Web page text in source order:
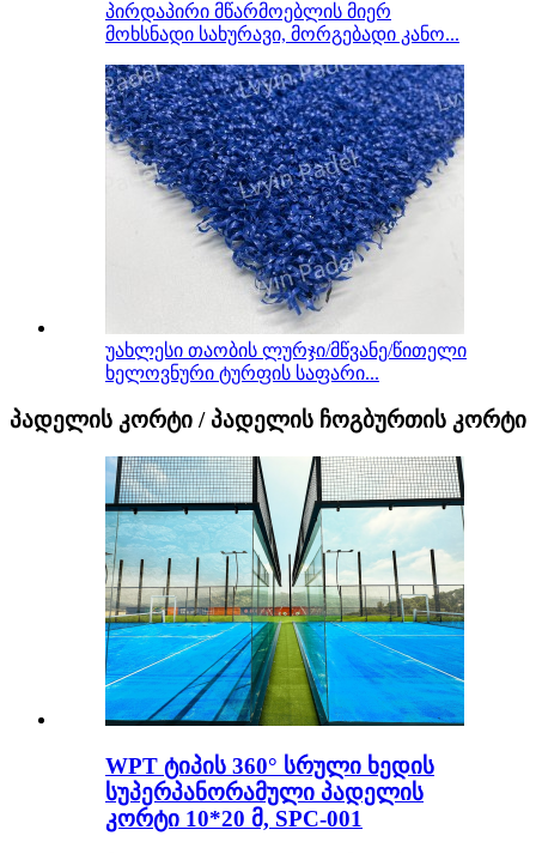
პირდაპირი მწარმოებლის მიერ
მოხსნადი სახურავი, მორგებადი კანო...
უახლესი თაობის ლურჯი/მწვანე/წითელი
ხელოვნური ტურფის საფარი...
პადელის კორტი / პადელის ჩოგბურთის კორტი
WPT ტიპის 360° სრული ხედის
სუპერპანორამული პადელის
კორტი 10*20 მ, SPC-001